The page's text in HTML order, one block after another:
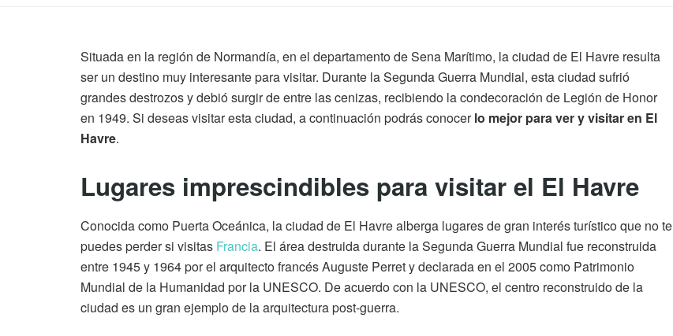
Situada en la región de Normandía, en el departamento de Sena Marítimo, la ciudad de El Havre resulta
ser un destino muy interesante para visitar. Durante la Segunda Guerra Mundial, esta ciudad sufrió
grandes destrozos y debió surgir de entre las cenizas, recibiendo la condecoración de Legión de Honor
en 1949. Si deseas visitar esta ciudad, a continuación podrás conocerlo mejor para ver y visitar en El
Havre.
Lugares imprescindibles para visitar el El Havre
Conocida como Puerta Oceánica, la ciudad de El Havre alberga lugares de gran interés turístico que no te
puedes perder si visitas Francia. El área destruida durante la Segunda Guerra Mundial fue reconstruida
entre 1945 y 1964 por el arquitecto francés Auguste Perret y declarada en el 2005 como Patrimonio
Mundial de la Humanidad por la UNESCO. De acuerdo con la UNESCO, el centro reconstruido de la
ciudad es un gran ejemplo de la arquitectura post-guerra.